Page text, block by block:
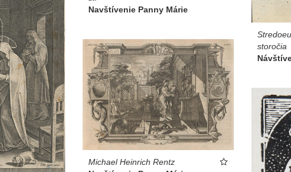
Navštívenie Panny Márie
storočia
Michael Heinrich Rentz